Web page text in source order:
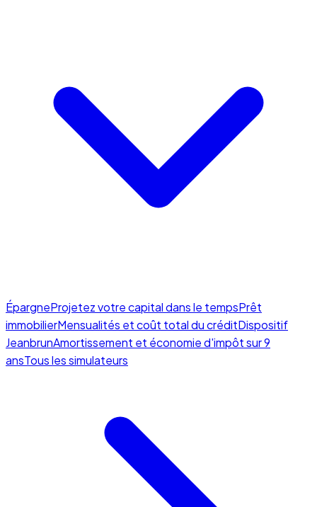
ÉpargneProjetez votre capital dans le tempsPrêt
immobilierMensualités et coût total du créditDispositif
JeanbrunAmortissement et économie d'impôt sur 9
ansTous les simulateurs